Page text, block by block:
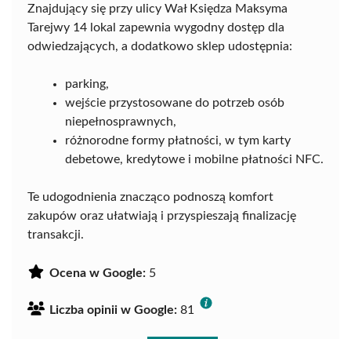
Znajdujący się przy ulicy Wał Księdza Maksyma
Tarejwy 14 lokal zapewnia wygodny dostęp dla
odwiedzających, a dodatkowo sklep udostępnia:
parking,
wejście przystosowane do potrzeb osób
niepełnosprawnych,
różnorodne formy płatności, w tym karty
debetowe, kredytowe i mobilne płatności NFC.
Te udogodnienia znacząco podnoszą komfort
zakupów oraz ułatwiają i przyspieszają finalizację
transakcji.
Ocena w Google: 5
Liczba opinii w Google: 81